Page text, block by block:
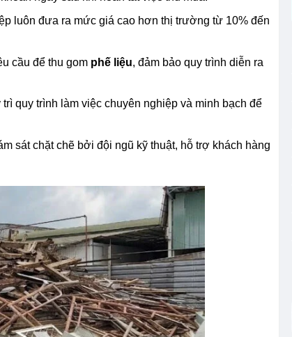
luôn đưa ra mức giá cao hơn thị trường từ 10% đến
cầu để thu gom phế liệu, đảm bảo quy trình diễn ra
quy trình làm việc chuyên nghiệp và minh bạch để
sát chặt chẽ bởi đội ngũ kỹ thuật, hỗ trợ khách hàng